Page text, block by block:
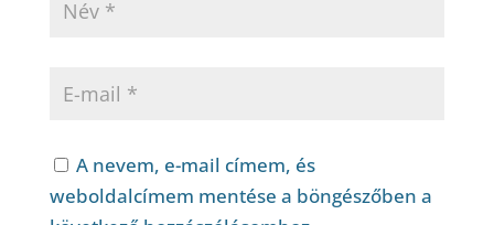
A nevem, e-mail címem, és
weboldalcímem mentése a böngészőben a